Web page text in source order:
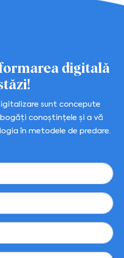
digitală
sunt concepute
conoștințele și a vă
în metodele de predare.